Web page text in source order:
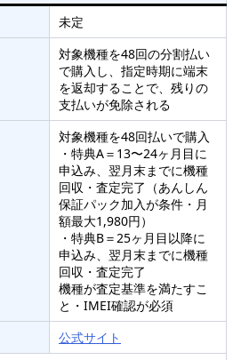
未定
対象機種を48回の分割払い
で購入し、指定時期に端末
を返却することで、残りの
支払いが免除される
対象機種を48回払いで購入
・特典A＝13〜24ヶ月目に
申込み、翌月末までに機種
回収・査定完了（あんしん
保証パック加入が条件・月
額最大1,980円）
・特典B＝25ヶ月目以降に
申込み、翌月末までに機種
回収・査定完了
機種が査定基準を満たすこ
と・IMEI確認が必須
公式サイト